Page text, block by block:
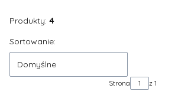
Produkty: 4
Lista produktów
Sortowanie:
Domyślne
Strona z 1